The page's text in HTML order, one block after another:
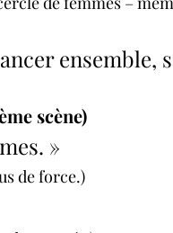
ensemble,
scène)
»
de force.)